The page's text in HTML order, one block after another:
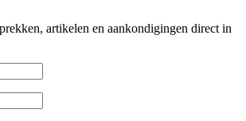
artikelen en aankondigingen direct in